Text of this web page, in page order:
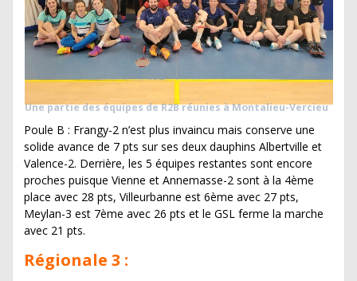
Une partie des équipes de R2B réunies à Montalieu-Vercieu
Poule B : Frangy-2 n’est plus invaincu mais conserve une
solide avance de 7 pts sur ses deux dauphins Albertville et
Valence-2. Derrière, les 5 équipes restantes sont encore
proches puisque Vienne et Annemasse-2 sont à la 4ème
place avec 28 pts, Villeurbanne est 6ème avec 27 pts,
Meylan-3 est 7ème avec 26 pts et le GSL ferme la marche
avec 21 pts.
Régionale 3 :